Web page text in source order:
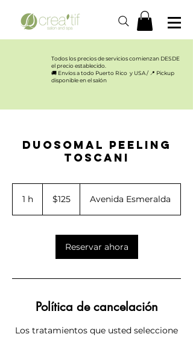
Todos los precios de servicios comienzan DESDE
el precio establecido.​
🚚 Envíos a todo Puerto Rico y USA / 📍 Pickup
disponible en el salón
Duosomal Peeling
Toscani
1 h
dollars$125 Avenida Esmeralda
Reservar ahora
Política de cancelación
Los tratamientos que usted seleccione